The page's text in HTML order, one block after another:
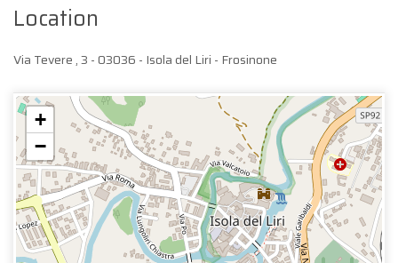
Location
Via Tevere , 3 - 03036 - Isola del Liri - Frosinone
+
−